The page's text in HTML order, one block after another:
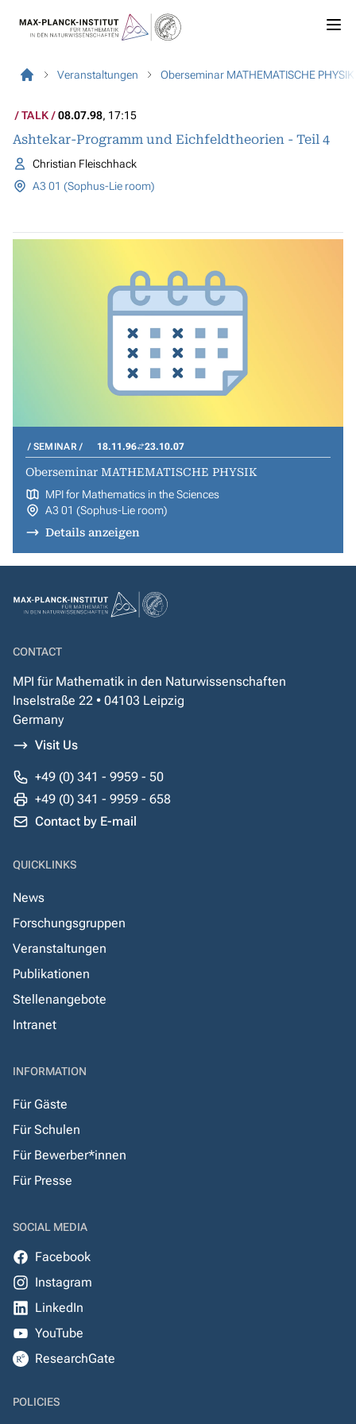
Veranstaltungen Oberseminar MATHEMATISCHE PHYSIK
TALK 08.07.98, 17:15
Ashtekar-Programm und Eichfeldtheorien - Teil 4
Christian Fleischhack
A3 01 (Sophus-Lie room)
SEMINAR 18.11.96 23.10.07
Oberseminar MATHEMATISCHE PHYSIK
MPI for Mathematics in the Sciences
A3 01 (Sophus-Lie room)
Details anzeigen
CONTACT
MPI für Mathematik in den Naturwissenschaften
Inselstraße 22 • 04103 Leipzig
Germany
Visit Us
+49 (0) 341 - 9959 - 50
+49 (0) 341 - 9959 - 658
Contact by E-mail
QUICKLINKS
News
Forschungsgruppen
Veranstaltungen
Publikationen
Stellenangebote
Intranet
INFORMATION
Für Gäste
Für Schulen
Für Bewerber*innen
Für Presse
SOCIAL MEDIA
Facebook
Instagram
LinkedIn
YouTube
ResearchGate
POLICIES